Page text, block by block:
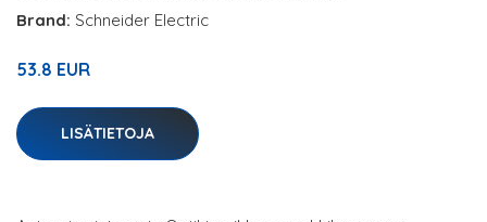
Brand: Schneider Electric
53.8 EUR
LISÄTIETOJA